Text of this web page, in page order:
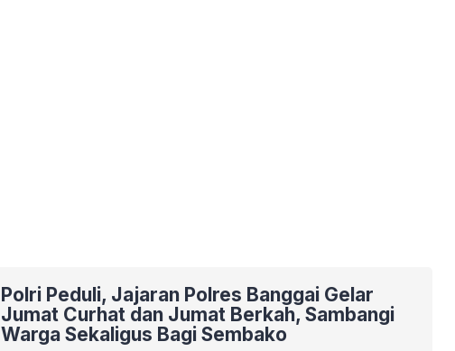
Polri Peduli, Jajaran Polres Banggai Gelar
Jumat Curhat dan Jumat Berkah, Sambangi
Warga Sekaligus Bagi Sembako